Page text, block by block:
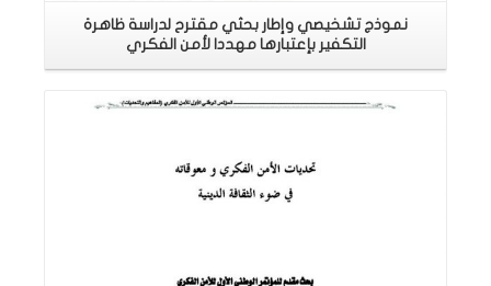
نموذج تشخيصي وإطار بحثي مقترح لدراسة ظاهرة
التكفير بإعتبارها مهددا لأمن الفكري